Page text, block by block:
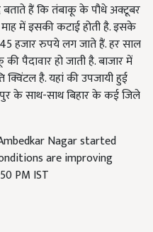
बताते हैं कि तंबाकू के पौधे अक्टूबर
में इसकी कटाई होती है. इसके
हजार रुपये लग जाते हैं. हर साल
पैदावार हो जाती है. बाजार में
है. यहां की उपजायी हुई
के साथ-साथ बिहार के कई जिले
Nagar started
are improving
PM IST